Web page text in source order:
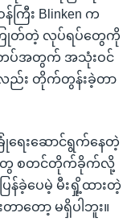
ြီး Blinken က
ကြုတ်တဲ့ လုပ်ရပ်တွေကို
တပ်အတွက် အသုံးဝင်
ည်း တိုက်တွန်းခဲ့တာ
ရေးဆောင်ရွက်နေတဲ့
ေ စတင်တိုက်ခိုက်လို့
န်ခဲ့ပေမဲ့ မီးရှို့ထားတဲ့
တော့ မရှိပါဘူး။